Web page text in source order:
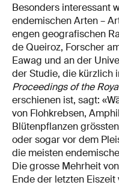
Besonders interessant
endemischen Arten –
engen geografischen
de Queiroz, Forscher
Eawag und an der
der Studie, die kürzlich
Proceedings of the
erschienen ist, sagt:
von Flohkrebsen,
Blütenpflanzen
oder sogar vor dem
die meisten
Die grosse Mehrheit
Ende der letzten